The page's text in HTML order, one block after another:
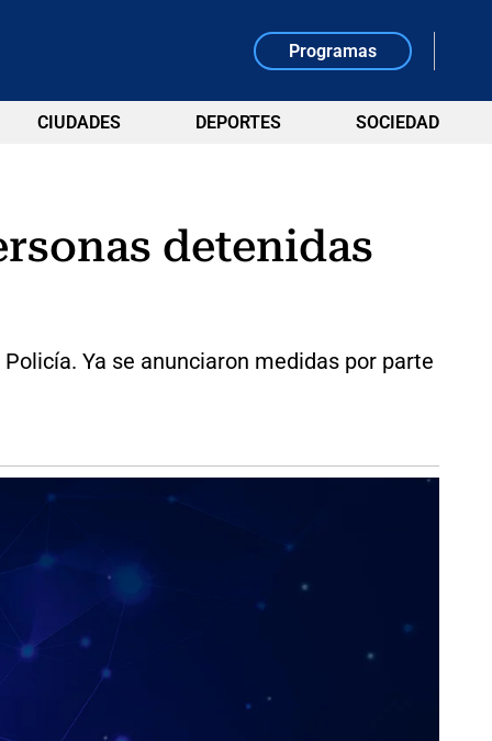
Programas
CIUDADES DEPORTES SOCIEDAD
detenidas
Ya se anunciaron medidas por parte